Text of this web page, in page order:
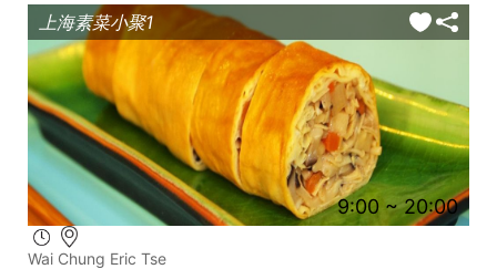
上海素菜小聚1
9:00 ~ 20:00
Wai Chung Eric Tse